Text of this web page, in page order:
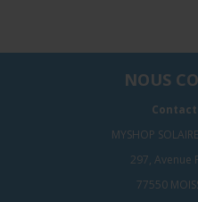
NOUS
MYSHOP
297, Avenue
77550